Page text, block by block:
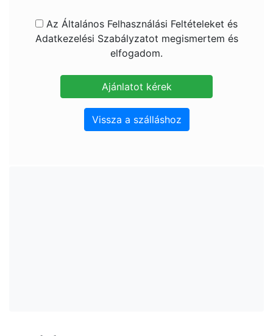
Az Általános Felhasználási Feltételeket és
Adatkezelési Szabályzatot megismertem és
elfogadom.
Vissza a szálláshoz